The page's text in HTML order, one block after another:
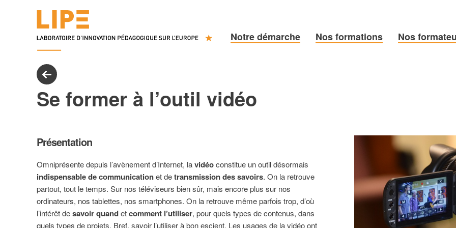
Notre démarche Nos formations Nos
Se former à l’outil vidéo
Présentation
Omniprésente depuis l’avènement d’Internet, lavidéoconstitue un outil désormais
indispensable de communicationet detransmission des savoirs. On la retrouve
partout, tout le temps. Sur nos téléviseurs bien sûr, mais encore plus sur nos
ordinateurs, nos tablettes, nos smartphones. On la retrouve même parfois trop, d’où
l’intérêt desavoir quandetcomment l’utiliser, pour quels types de contenus, dans
quels types de projets. Bref, savoir l’utiliser à bon escient. Les usages de la vidéo ont